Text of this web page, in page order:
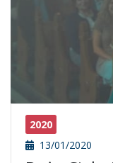
2020
13/01/2020